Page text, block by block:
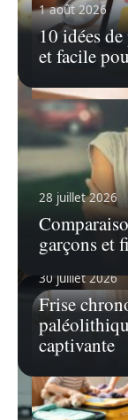
1 août 2026
10 idées
et facile
30 juillet 2026
Frise
captivante
28 juillet 2026
garçons et
31 juillet 2026
Top
payant
À l’ère du
souvent
En savoir plus